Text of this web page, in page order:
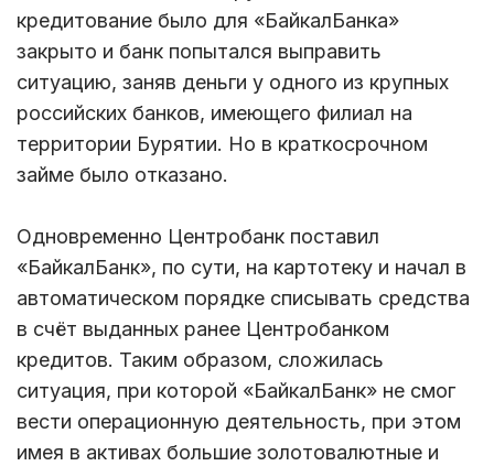
кредитование было для «БайкалБанка»
закрыто и банк попытался выправить
ситуацию, заняв деньги у одного из крупных
российских банков, имеющего филиал на
территории Бурятии. Но в краткосрочном
займе было отказано.
Одновременно Центробанк поставил
«БайкалБанк», по сути, на картотеку и начал в
автоматическом порядке списывать средства
в счёт выданных ранее Центробанком
кредитов. Таким образом, сложилась
ситуация, при которой «БайкалБанк» не смог
вести операционную деятельность, при этом
имея в активах большие золотовалютные и